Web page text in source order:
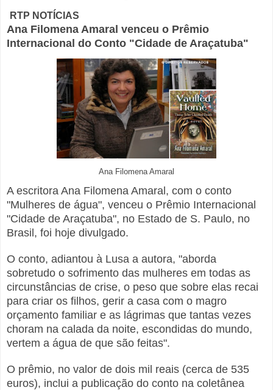
RTP NOTÍCIAS
Ana Filomena Amaral venceu o Prêmio
Internacional do Conto "Cidade de Araçatuba"
Ana Filomena Amaral
A escritora Ana Filomena Amaral, com o conto
"Mulheres de água", venceu o Prêmio Internacional
"Cidade de Araçatuba", no Estado de S. Paulo, no
Brasil, foi hoje divulgado.
O conto, adiantou à Lusa a autora, "aborda
sobretudo o sofrimento das mulheres em todas as
circunstâncias de crise, o peso que sobre elas recai
para criar os filhos, gerir a casa com o magro
orçamento familiar e as lágrimas que tantas vezes
choram na calada da noite, escondidas do mundo,
vertem a água de que são feitas".
O prêmio, no valor de dois mil reais (cerca de 535
euros), inclui a publicação do conto na coletânea